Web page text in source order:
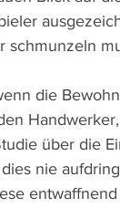
schmunzeln
die
über die
nie